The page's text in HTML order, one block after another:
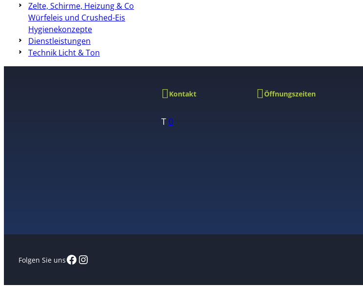
Zelte, Schirme, Heizung & Co
Würfeleis und Crushed-Eis
Hygienekonzepte
Dienstleistungen
Technik Licht & Ton
Kontakt
T 0
Öffnungszeiten
Folgen Sie unsFacebook
Instagram